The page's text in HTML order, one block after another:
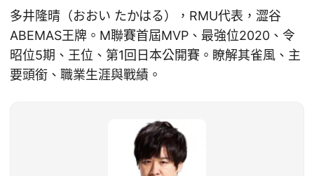
多井隆晴（おおい たかはる），RMU代表，澀谷
ABEMAS王牌。M聯賽首屆MVP、最強位2020、令
昭位5期、王位、第1回日本公開賽。瞭解其雀風、主
要頭銜、職業生涯與戰績。